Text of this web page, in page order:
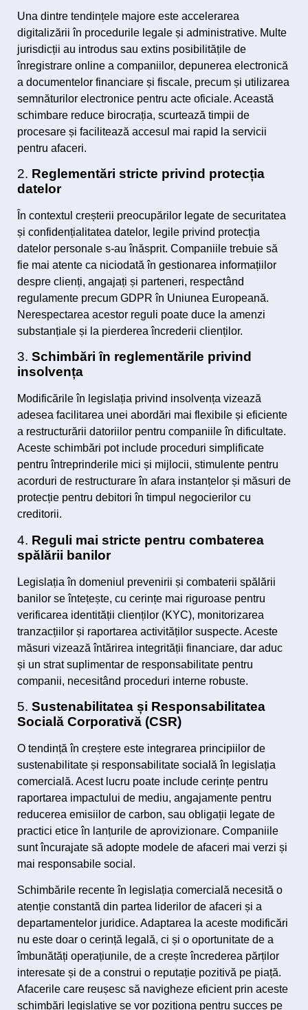
Una dintre tendințele majore este accelerarea
digitalizării în procedurile legale și administrative. Multe
jurisdicții au introdus sau extins posibilitățile de
înregistrare online a companiilor, depunerea electronică
a documentelor financiare și fiscale, precum și utilizarea
semnăturilor electronice pentru acte oficiale. Această
schimbare reduce birocrația, scurtează timpii de
procesare și facilitează accesul mai rapid la servicii
pentru afaceri.
2. Reglementări stricte privind protecția
datelor
În contextul creșterii preocupărilor legate de securitatea
și confidențialitatea datelor, legile privind protecția
datelor personale s-au înăsprit. Companiile trebuie să
fie mai atente ca niciodată în gestionarea informațiilor
despre clienți, angajați și parteneri, respectând
regulamente precum GDPR în Uniunea Europeană.
Nerespectarea acestor reguli poate duce la amenzi
substanțiale și la pierderea încrederii clienților.
3. Schimbări în reglementările privind
insolvența
Modificările în legislația privind insolvența vizează
adesea facilitarea unei abordări mai flexibile și eficiente
a restructurării datoriilor pentru companiile în dificultate.
Aceste schimbări pot include proceduri simplificate
pentru întreprinderile mici și mijlocii, stimulente pentru
acorduri de restructurare în afara instanțelor și măsuri de
protecție pentru debitori în timpul negocierilor cu
creditorii.
4. Reguli mai stricte pentru combaterea
spălării banilor
Legislația în domeniul prevenirii și combaterii spălării
banilor se întețește, cu cerințe mai riguroase pentru
verificarea identității clienților (KYC), monitorizarea
tranzacțiilor și raportarea activităților suspecte. Aceste
măsuri vizează întărirea integrității financiare, dar aduc
și un strat suplimentar de responsabilitate pentru
companii, necesitând proceduri interne robuste.
5. Sustenabilitatea și Responsabilitatea
Socială Corporativă (CSR)
O tendință în creștere este integrarea principiilor de
sustenabilitate și responsabilitate socială în legislația
comercială. Acest lucru poate include cerințe pentru
raportarea impactului de mediu, angajamente pentru
reducerea emisiilor de carbon, sau obligații legate de
practici etice în lanțurile de aprovizionare. Companiile
sunt încurajate să adopte modele de afaceri mai verzi și
mai responsabile social.
Schimbările recente în legislația comercială necesită o
atenție constantă din partea liderilor de afaceri și a
departamentelor juridice. Adaptarea la aceste modificări
nu este doar o cerință legală, ci și o oportunitate de a
îmbunătăți operațiunile, de a crește încrederea părților
interesate și de a construi o reputație pozitivă pe piață.
Afacerile care reușesc să navigheze eficient prin aceste
schimbări legislative se vor poziționa pentru succes pe